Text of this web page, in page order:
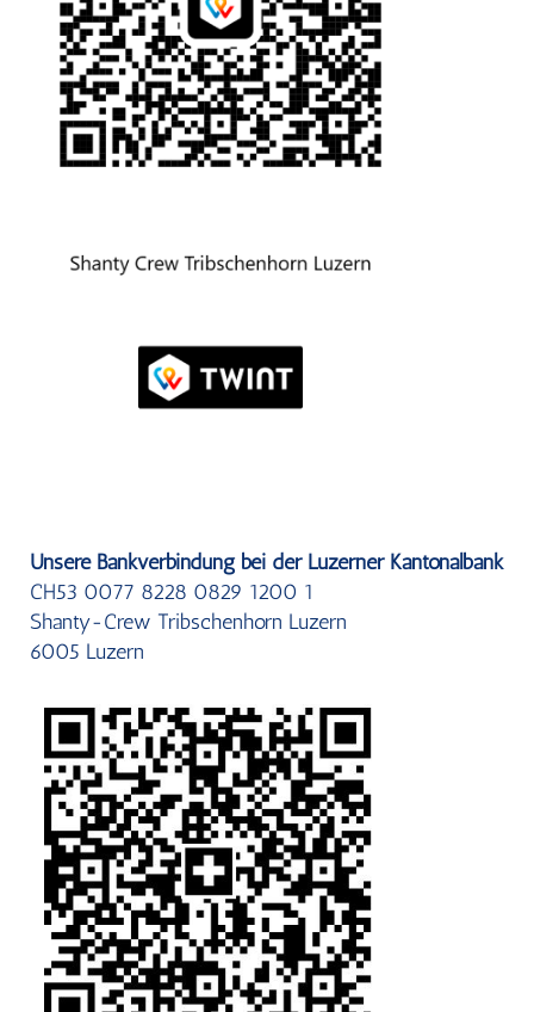
Unsere Bankverbindung bei der Luzerner Kantonalbank
CH53 0077 8228 0829 1200 1
Shanty-Crew Tribschenhorn Luzern
6005 Luzern